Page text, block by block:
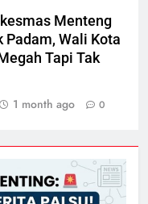
Menteng
Wali Kota
Tapi Tak
1 month ago 0